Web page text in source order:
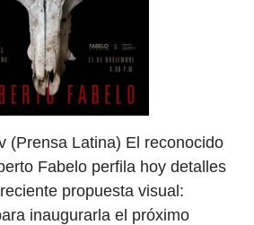
(Prensa Latina) El reconocido
Fabelo perfila hoy detalles
propuesta visual:
inaugurarla el próximo